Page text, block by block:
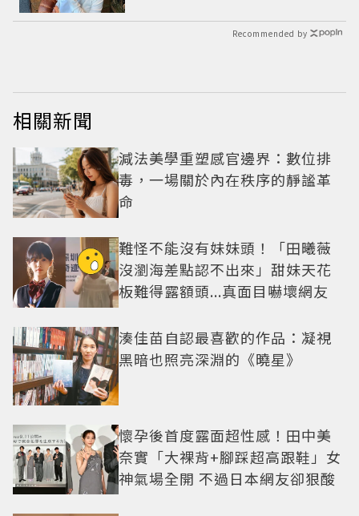
Recommended by
相關新聞
減法美學重塑感官邊界：數位排
毒，一場關於內在秩序的靜謐革
命
難怪不能沒有妹妹頭！「田曦薇
沒瀏海差點認不出來」甜妹天花
板難得露額頭...真面目嚇壞網友
湊佳苗自認最喜歡的作品：凝視
黑暗也照亮深淵的《曉星》
懷孕後首度露面超性感！田中美
奈實「大裸背+腳踩超高跟鞋」女
神氣場全開 不過日本網友卻狠酸